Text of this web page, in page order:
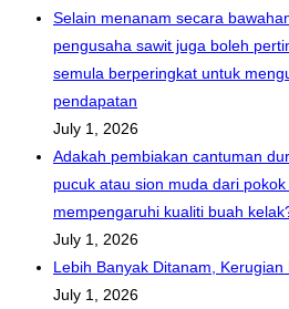
Selain menanam secara
pengusaha sawit juga boleh
semula berperingkat untuk
pendapatan
July 1, 2026
Adakah pembiakan cantuman
pucuk atau sion muda dari
mempengaruhi kualiti buah
July 1, 2026
Lebih Banyak Ditanam, Kerugian
July 1, 2026